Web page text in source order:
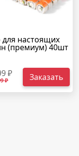
настоящих
(премиум) 40шт
₽
₽ Заказать